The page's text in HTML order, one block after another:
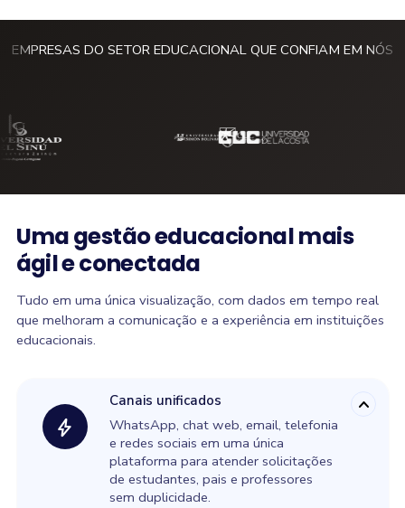
EMPRESAS DO SETOR EDUCACIONAL QUE CONFIAM EM NÓS
Uma gestão educacional mais
ágil e conectada
Tudo em uma única visualização, com dados em tempo real
que melhoram a comunicação e a experiência em instituições
educacionais.
bolt
Canais unificados
WhatsApp, chat web, email, telefonia
e redes sociais em uma única
plataforma para atender solicitações
de estudantes, pais e professores
sem duplicidade.
expand_more